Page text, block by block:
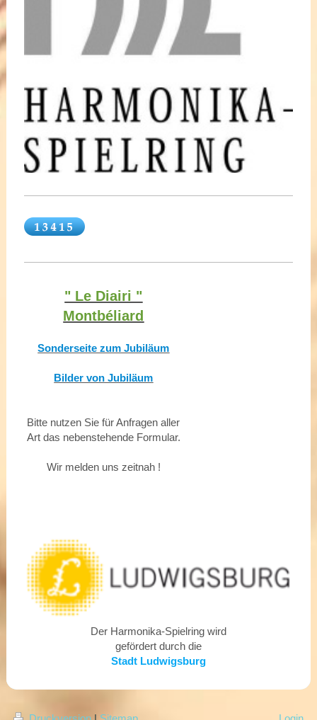
" Le Diairi "
Montbéliard
Sonderseite zum Jubiläum
Bilder von Jubiläum
Bitte nutzen Sie für Anfragen aller
Art das nebenstehende Formular.
Wir melden uns zeitnah !
Der Harmonika-Spielring wird
gefördert durch die
Stadt Ludwigsburg